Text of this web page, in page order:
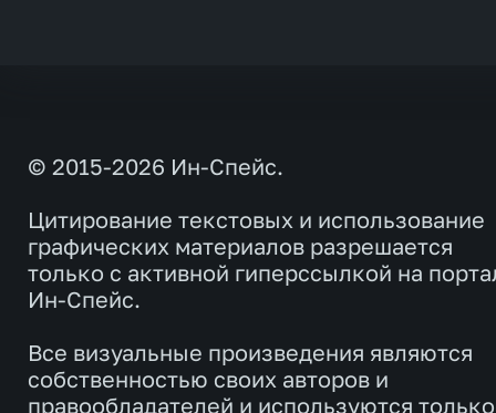
© 2015-2026 Ин-Спейс.
Цитирование текстовых и использование
графических материалов разрешается
только с активной гиперссылкой на
Ин-Спейс.
Все визуальные произведения являются
собственностью своих авторов и
правообладателей и используются